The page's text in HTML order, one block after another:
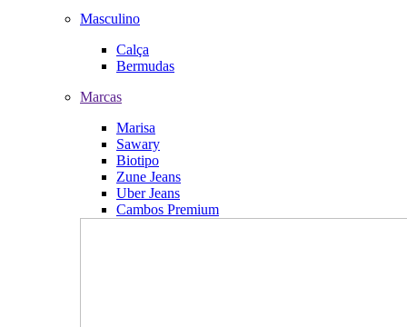
Masculino
Calça
Bermudas
Marcas
Marisa
Sawary
Biotipo
Zune Jeans
Uber Jeans
Cambos Premium